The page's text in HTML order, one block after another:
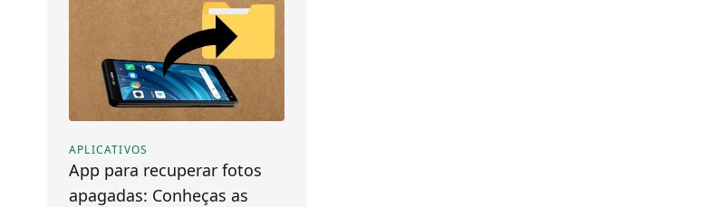
APLICATIVOS
App para recuperar fotos
apagadas: Conheças as